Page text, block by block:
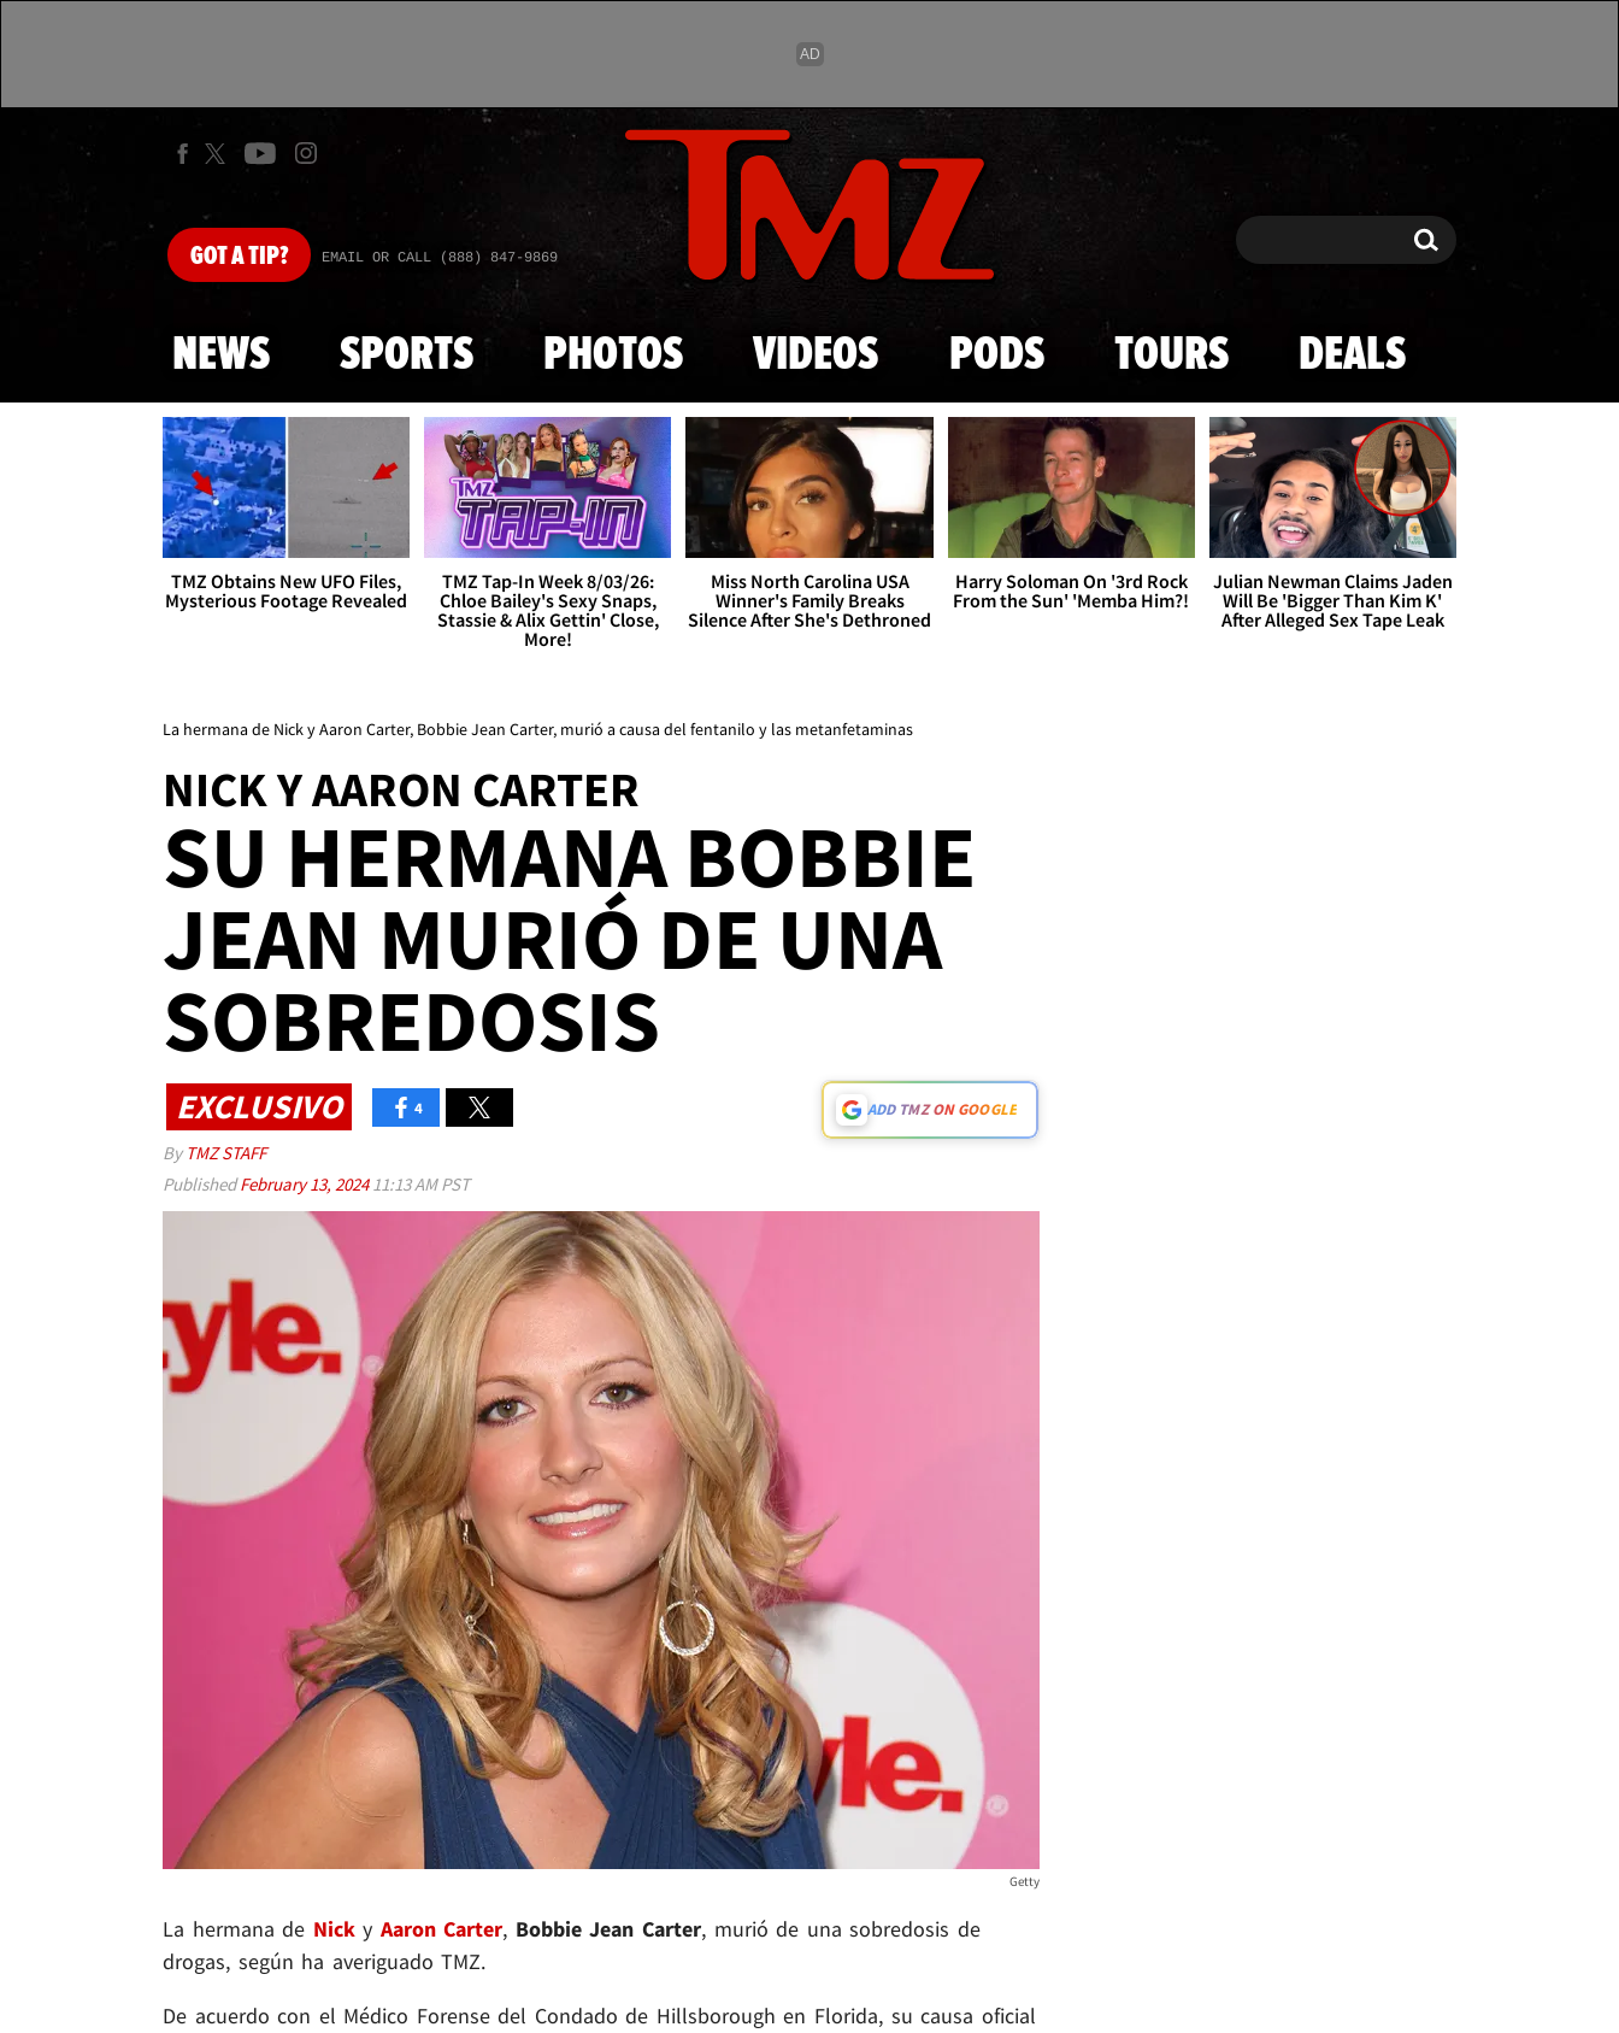
Skip to main content
GOTA TIP? EMAIL OR CALL (888) 847-9869 Search Search
NEWS SPORTS PHOTOS VIDEOS PODS TOURS DEALS
TMZ Obtains New UFO Files,
Mysterious Footage Revealed
TMZ Tap-In Week 8/03/26:
Chloe Bailey's Sexy Snaps,
Stassie & Alix Gettin' Close,
More!
Miss North Carolina USA
Winner's Family Breaks
Silence After She's Dethroned
Harry Soloman On '3rd Rock
From the Sun' 'Memba Him?!
Julian Newman Claims Jaden
Will Be 'Bigger Than Kim K'
After Alleged Sex Tape Leak
La hermana de Nick y Aaron Carter, Bobbie Jean Carter, murió a causa del fentanilo y las metanfetaminas
NICK Y AARON CARTER
SU HERMANA BOBBIE
JEAN MURIÓ DE UNA
SOBREDOSIS
EXCLUSIVO 4 ADD TMZ ON GOOGLE
By TMZ STAFF
PublishedFebruary 13, 202411:13 AM PST
Getty
La hermana de Nicky Aaron Carter, Bobbie Jean Carter, murió de una sobredosis de
drogas, según ha averiguado TMZ.
De acuerdo con el Médico Forense del Condado de Hillsborough en Florida, su causa oficial